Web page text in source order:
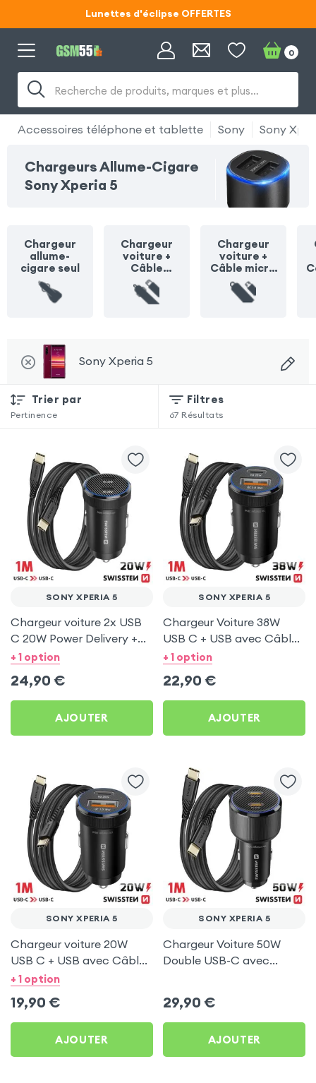
Lunettes d'éclipse OFFERTES
Code ECLIPSE55
Code ECLIPSE55
Recherche de produits, marques et plus…
0
Accessoires téléphone et tablette Sony Sony
Chargeurs Allume-Cigare
Sony Xperia 5
Chargeur
allume-
cigare seul
Chargeur
voiture +
Câble
Lightning
Chargeur
voiture +
Câble micro
USB
Sony Xperia 5
Trier par
Pertinence
Filtres
67 Résultats
SONY XPERIA 5
Chargeur voiture 2x USB
C 20W Power Delivery +
Câble USB C 60W pour
+ 1 option
24,90 €
AJOUTER
SONY XPERIA 5
Chargeur Voiture 38W
USB C + USB avec Câble
type C Swissten pour
+ 1 option
22,90 €
AJOUTER
SONY XPERIA 5
Chargeur voiture 20W
USB C + USB avec Câble
type C Swissten pour
+ 1 option
19,90 €
AJOUTER
SONY XPERIA 5
Chargeur Voiture 50W
Double USB-C avec
29,90 €
AJOUTER